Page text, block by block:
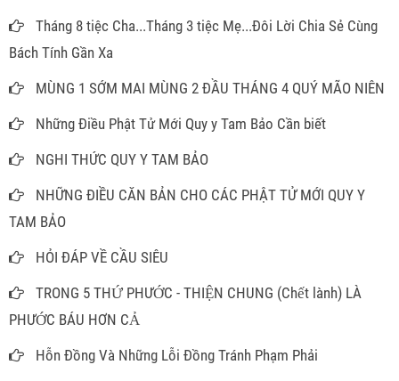
Tháng 8 tiệc Cha...Tháng 3 tiệc Mẹ...Đôi Lời Chia Sẻ Cùng
Bách Tính Gần Xa
MÙNG 1 SỚM MAI MÙNG 2 ĐẦU THÁNG 4 QUÝ MÃO NIÊN
Những Điều Phật Tử Mới Quy y Tam Bảo Cần biết
NGHI THỨC QUY Y TAM BẢO
NHỮNG ĐIỀU CĂN BẢN CHO CÁC PHẬT TỬ MỚI QUY Y
TAM BẢO
HỎI ĐÁP VỀ CẦU SIÊU
TRONG 5 THỨ PHƯỚC - THIỆN CHUNG (Chết lành) LÀ
PHƯỚC BÁU HƠN CẢ
Hỗn Đồng Và Những Lỗi Đồng Tránh Phạm Phải